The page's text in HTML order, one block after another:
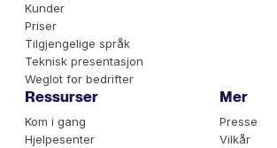
Kunder
Priser
Tilgjengelige språk
Teknisk presentasjon
Weglot for bedrifter
Ressurser
Kom i gang
Hjelpesenter
Mer
Presse
Vilkår